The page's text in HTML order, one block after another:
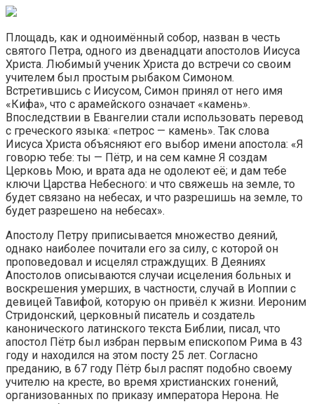
Площадь, как и одноимённый собор, назван в честь
святого Петра, одного из двенадцати апостолов Иисуса
Христа. Любимый ученик Христа до встречи со своим
учителем был простым рыбаком Симоном.
Встретившись с Иисусом, Симон принял от него имя
«Кифа», что с арамейского означает «камень».
Впоследствии в Евангелии стали использовать перевод
с греческого языка: «петрос — камень». Так слова
Иисуса Христа объясняют его выбор имени апостола: «Я
говорю тебе: ты — Пётр, и на сем камне Я создам
Церковь Мою, и врата ада не одолеют её; и дам тебе
ключи Царства Небесного: и что свяжешь на земле, то
будет связано на небесах, и что разрешишь на земле, то
будет разрешено на небесах».
Апостолу Петру приписывается множество деяний,
однако наиболее почитали его за силу, с которой он
проповедовал и исцелял страждущих. В Деяниях
Апостолов описываются случаи исцеления больных и
воскрешения умерших, в частности, случай в Иоппии с
девицей Тавифой, которую он привёл к жизни. Иероним
Стридонский, церковный писатель и создатель
канонического латинского текста Библии, писал, что
апостол Пётр был избран первым епископом Рима в 43
году и находился на этом посту 25 лет. Согласно
преданию, в 67 году Пётр был распят подобно своему
учителю на кресте, во время христианских гонений,
организованных по приказу императора Нерона. Не